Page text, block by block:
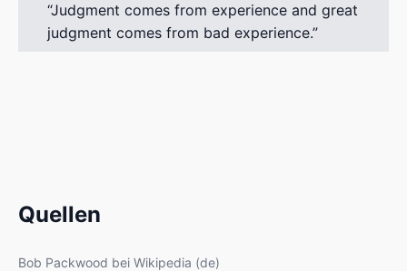
Judgment comes from experience and great
judgment comes from bad experience.
Quellen
Bob Packwood bei Wikipedia (de)